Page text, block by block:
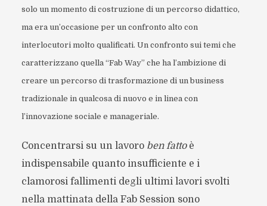
solo un momento di costruzione di un percorso didattico,
ma era un’occasione per un confronto alto con
interlocutori molto qualificati. Un confronto sui temi che
caratterizzano quella “Fab Way” che ha l’ambizione di
creare un percorso di trasformazione di un business
tradizionale in qualcosa di nuovo e in linea con
l’innovazione sociale e manageriale.
Concentrarsi su un lavoro ben fattoè
indispensabile quanto insufficiente e i
clamorosi fallimenti degli ultimi lavori svolti
nella mattinata della Fab Session sono